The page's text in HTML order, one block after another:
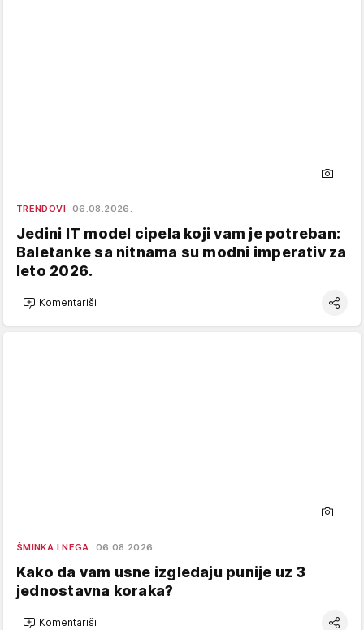
TRENDOVI 06.08.2026.
Jedini IT model cipela koji vam je potreban:
Baletanke sa nitnama su modni imperativ za
leto 2026.
Komentariši
ŠMINKA I NEGA 06.08.2026.
Kako da vam usne izgledaju punije uz 3
jednostavna koraka?
Komentariši